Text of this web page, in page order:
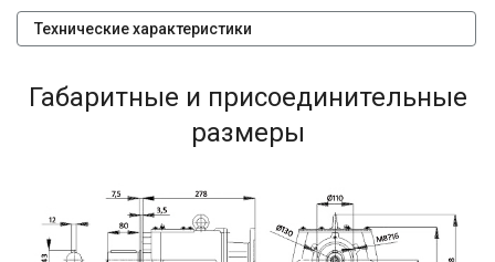
Технические характеристики
Габаритные и присоединительные
размеры